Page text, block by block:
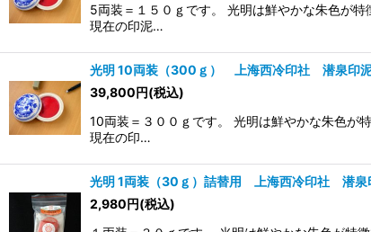
5両装＝１５０ｇです。 光明は鮮やかな朱色が
現在の印泥…
光明 10両装（300ｇ） 上海西冷印社 潜泉印
39,800円(税込)
10両装＝３００ｇです。 光明は鮮やかな朱色が
現在の印…
光明 1両装（30ｇ）詰替用 上海西冷印社 潜泉
2,980円(税込)